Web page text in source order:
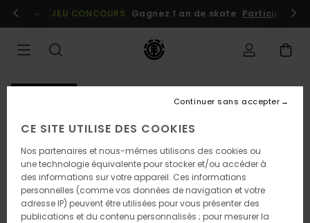
l'information
Se connecter / s'inscrire
JEU CONCOURS Gagnez 1 an de skate Participez
CE SITE UTILISE DES COOKIES
Nos partenaires et nous-mêmes utilisons des cookies ou
une technologie équivalente pour stocker et/ou accéder à
des informations sur votre appareil. Ces informations
personnelles (comme vos données de navigation et votre
adresse IP) peuvent être utilisées pour vous présenter des
publications et du contenu personnalisés ; pour mesurer la
Continuer sans accepter